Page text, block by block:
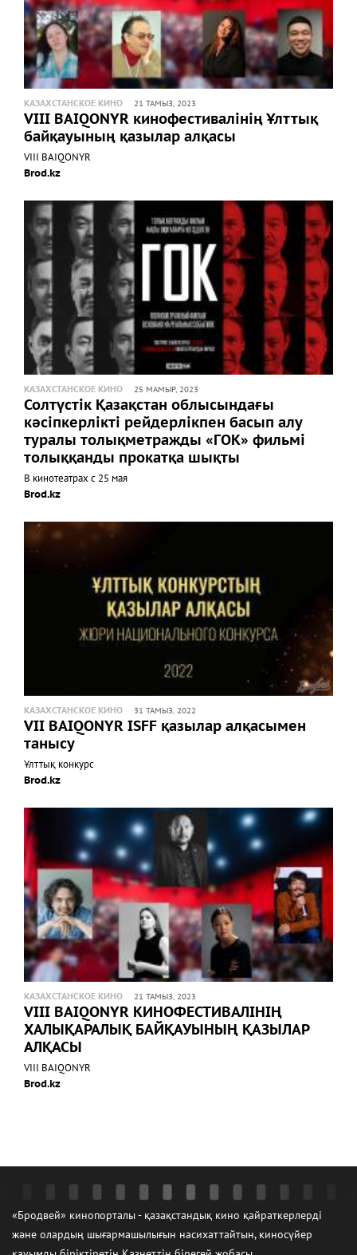
КАЗАХСТАНСКОЕ КИНО 21 ТАМЫЗ, 2023
VIII BAIQONYR кинофестивалінің Ұлттық
байқауының қазылар алқасы
VIII BAIQONYR
Brod.kz
КАЗАХСТАНСКОЕ КИНО 25 МАМЫР, 2023
Солтүстік Қазақстан облысындағы
кәсіпкерлікті рейдерлікпен басып алу
туралы толықметражды «ГОК» фильмі
толыққанды прокатқа шықты
В кинотеатрах с 25 мая
Brod.kz
КАЗАХСТАНСКОЕ КИНО 31 ТАМЫЗ, 2022
VII BAIQONYR ISFF қазылар алқасымен
танысу
Ұлттық конкурс
Brod.kz
КАЗАХСТАНСКОЕ КИНО 21 ТАМЫЗ, 2023
VIII BAIQONYR КИНОФЕСТИВАЛІНІҢ
ХАЛЫҚАРАЛЫҚ БАЙҚАУЫНЫҢ ҚАЗЫЛАР
АЛҚАСЫ
VIII BAIQONYR
Brod.kz
«Бродвей» кинопорталы - қазақстандық кино қайраткерлерді
және олардың шығармашылығын насихаттайтын, киносүйер